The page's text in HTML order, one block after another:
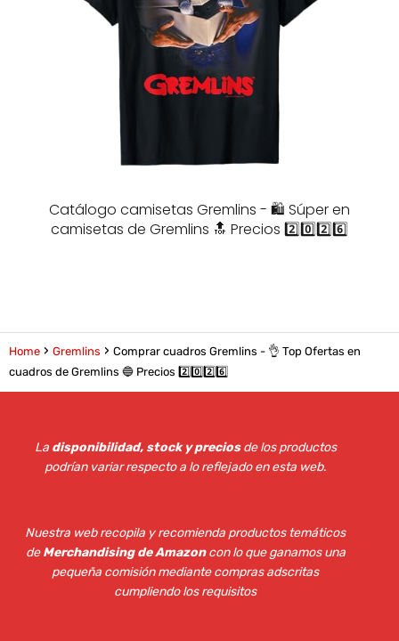
Catálogo camisetas Gremlins - 🛍️ Súper en
camisetas de Gremlins 🔝 Precios 2️⃣0️⃣2️⃣6️⃣
Home Gremlins
Comprar cuadros Gremlins - 👌 Top Ofertas en
cuadros de Gremlins 🔵 Precios 2️⃣0️⃣2️⃣6️⃣
La disponibilidad, stock y preciosde los productos
podrían variar respecto a lo reflejado en esta web.
Nuestra web recopila y recomienda productos temáticos
deMerchandising de Amazoncon lo que ganamos una
pequeña comisión mediante compras adscritas
cumpliendo los requisitos